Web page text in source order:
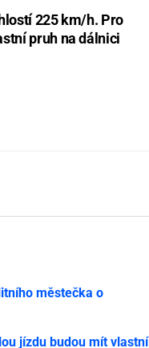
225 km/h. Pro
pruh na dálnici
městečka o
jízdu budou mít vlastní